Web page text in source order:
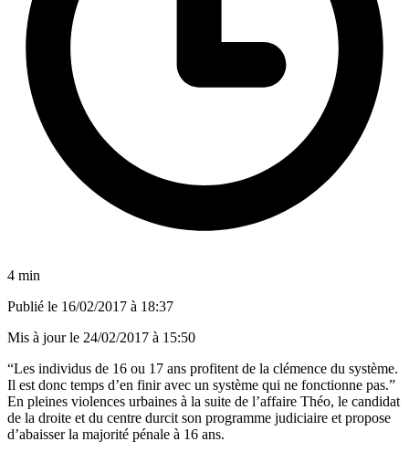
4 min
Publié le 16/02/2017 à 18:37
Mis à jour le 24/02/2017 à 15:50
“Les individus de 16 ou 17 ans profitent de la clémence du système.
Il est donc temps d’en finir avec un système qui ne fonctionne pas.”
En pleines violences urbaines à la suite de l’affaire Théo, le candidat
de la droite et du centre durcit son programme judiciaire et propose
d’abaisser la majorité pénale à 16 ans.